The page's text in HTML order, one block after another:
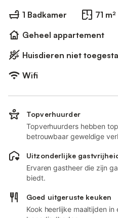
1 Badkamer
71 m²
Geheel appartement
Huisdieren niet
Wifi
Topverhuurder
Topverhuurders hebben
betrouwbaar geweldige
Uitzonderlijke
Ervaren gastheer die zijn
biedt.
Goed uitgeruste keuken
Kook heerlijke maaltijden in